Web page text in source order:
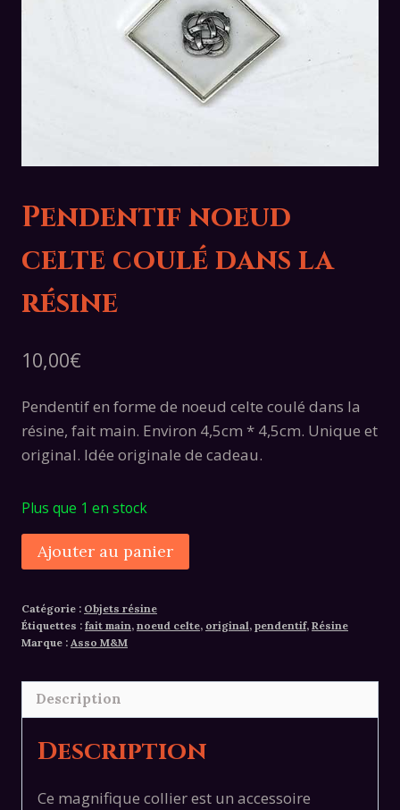
Pendentif noeud
celte coulé dans la
résine
10,00€
Pendentif en forme de noeud celte coulé dans la
résine, fait main. Environ 4,5cm * 4,5cm. Unique et
original. Idée originale de cadeau.
Plus que 1 en stock
quantité
de
noeud
celte
dans
la
résine
Ajouter au panier
Catégorie : Objets résine
Étiquettes : fait main, noeud celte, original, pendentif, Résine
Marque : Asso M&M
Description
Description
Ce magnifique collier est un accessoire